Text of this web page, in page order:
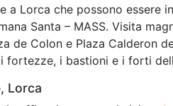
a Lorca che possono essere
Santa – MASS. Visita
de Colon e Plaza Calderon
fortezze, i bastioni e i forti
Lorca